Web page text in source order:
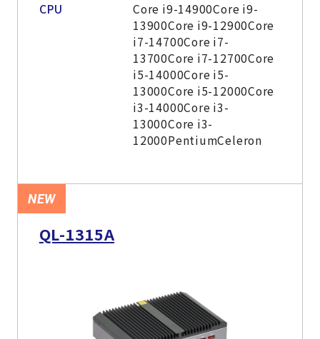
CPU
Core i9-14900Core i9-
13900Core i9-12900Core
i7-14700Core i7-
13700Core i7-12700Core
i5-14000Core i5-
13000Core i5-12000Core
i3-14000Core i3-
13000Core i3-
12000PentiumCeleron
NEW
QL-1315A